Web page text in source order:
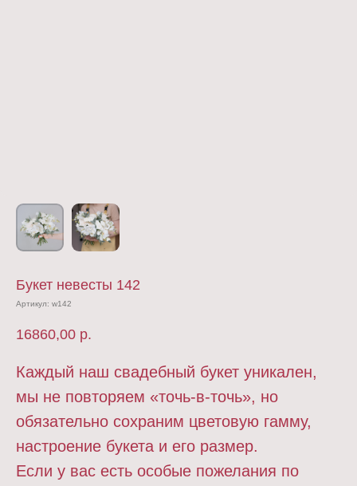
Букет невесты 142
Артикул: w142
16860,00 р.
Каждый наш свадебный букет уникален,
мы не повторяем «точь-в-точь», но
обязательно сохраним цветовую гамму,
настроение букета и его размер.
Если у вас есть особые пожелания по